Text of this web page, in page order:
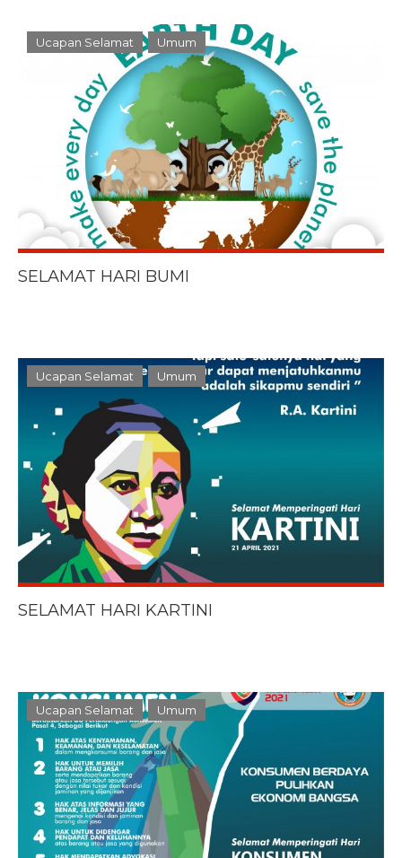
Ucapan Selamat Umum
SELAMAT HARI BUMI
Ucapan Selamat Umum
SELAMAT HARI KARTINI
Ucapan Selamat Umum